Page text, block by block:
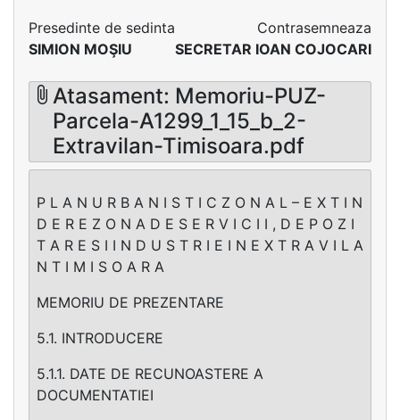
Presedinte de sedinta
SIMION MOŞIU
Contrasemneaza
SECRETAR IOAN COJOCARI
Atasament: Memoriu-PUZ-
Parcela-A1299_1_15_b_2-
Extravilan-Timisoara.pdf
P L A N U R B A N I S T I C Z O N A L – E X T I N
D E R E Z O N A D E S E R V I C I I , D E P O Z I
T A R E S I I N D U S T R I E I N E X T R A V I L A
N T I M I S O A R A
MEMORIU DE PREZENTARE
5.1. INTRODUCERE
5.1.1. DATE DE RECUNOASTERE A
DOCUMENTATIEI